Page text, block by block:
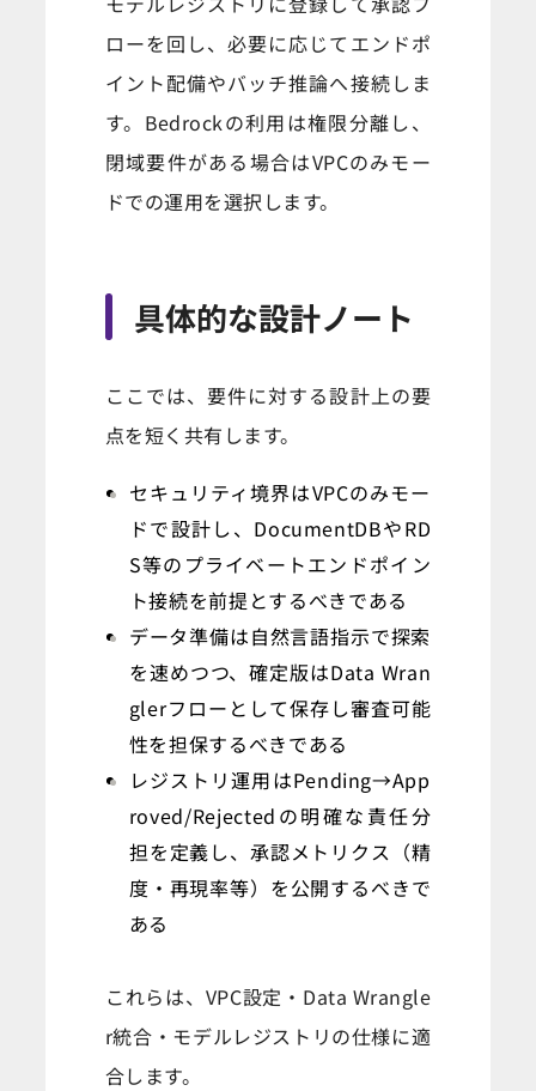
ローを回し、必要に応じてエンドポ
イント配備やバッチ推論へ接続しま
す。Bedrockの利用は権限分離し、
閉域要件がある場合はVPCのみモー
ドでの運用を選択します。
具体的な設計ノート
ここでは、要件に対する設計上の要
点を短く共有します。
セキュリティ境界はVPCのみモー
ドで設計し、DocumentDBやRD
S等のプライベートエンドポイン
ト接続を前提とするべきである
データ準備は自然言語指示で探索
を速めつつ、確定版はData Wran
glerフローとして保存し審査可能
性を担保するべきである
レジストリ運用はPending→App
roved/Rejectedの明確な責任分
担を定義し、承認メトリクス（精
度・再現率等）を公開するべきで
ある
これらは、VPC設定・Data Wrangle
r統合・モデルレジストリの仕様に適
合します。